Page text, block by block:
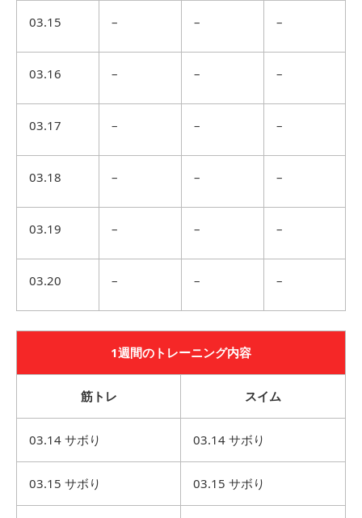
03.15 – – –
03.16 – – –
03.17 – – –
03.18 – – –
03.19 – – –
03.20 – – –
1週間のトレーニング内容
筋トレ スイム
03.14 サボり 03.14 サボり
03.15 サボり 03.15 サボり